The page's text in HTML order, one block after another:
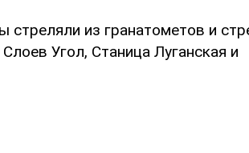
стреляли из гранатометов и
Угол, Станица Луганская и